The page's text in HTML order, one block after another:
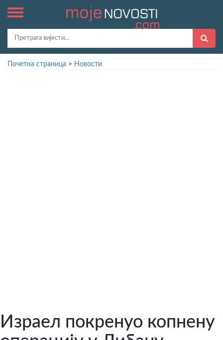
Почетна страница > Новости
Израел покренуо копнену